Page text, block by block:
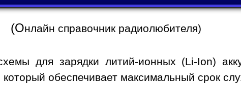
(Онлайн справочник радиолюбителя)
для зарядки литий-ионных (Li-Ion)
обеспечивает максимальный срок